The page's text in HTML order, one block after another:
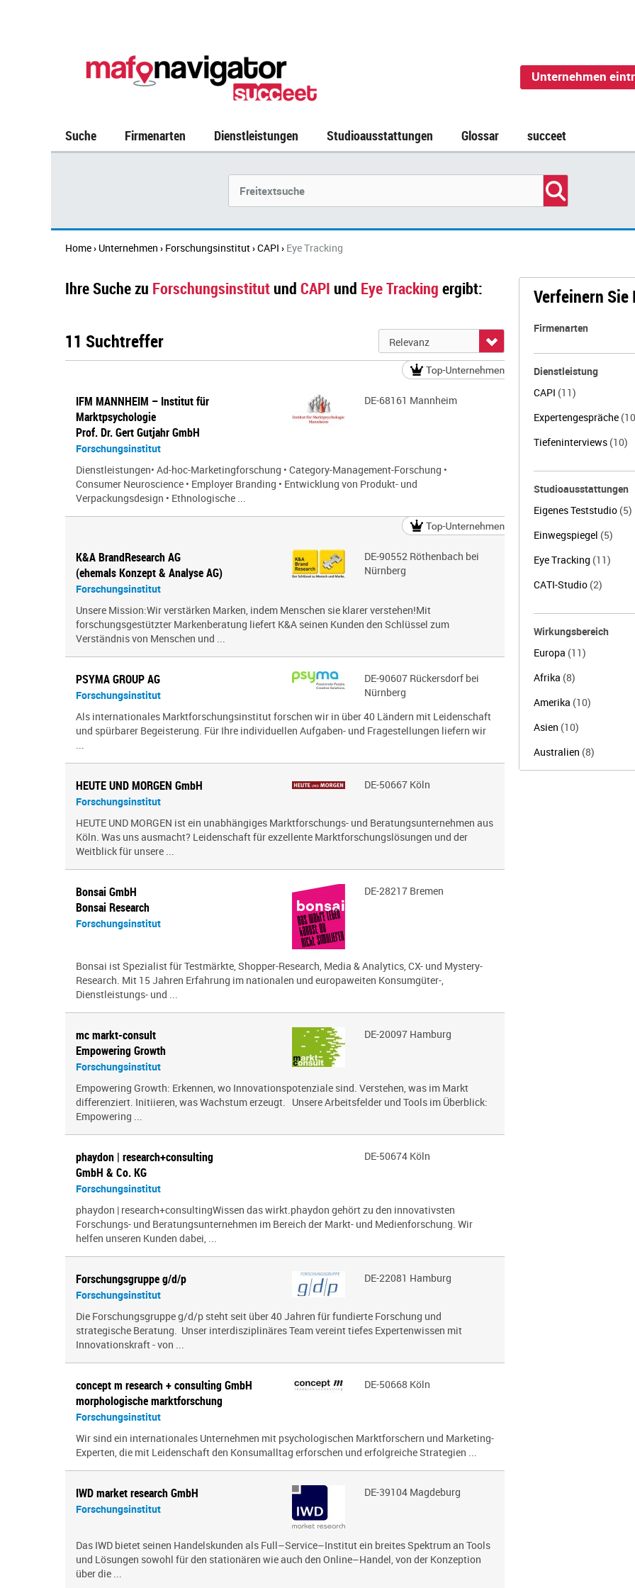
Unternehmen
Suche Firmenarten Dienstleistungen Studioausstattungen Glossar succeet
Home› Unternehmen › Forschungsinstitut›CAPI › Eye Tracking
Ihre Suche zu Forschungsinstitutund CAPI und Eye Tracking ergibt:
11 Suchtreffer
IFM MANNHEIM – Institut für
Marktpsychologie
Prof. Dr. Gert Gutjahr GmbH
Forschungsinstitut
DE-68161 Mannheim
Dienstleistungen• Ad-hoc-Marketingforschung • Category-Management-Forschung •
Consumer Neuroscience • Employer Branding • Entwicklung von Produkt- und
Verpackungsdesign • Ethnologische ...
K&A BrandResearch AG
(ehemals Konzept & Analyse AG)
Forschungsinstitut
DE-90552 Röthenbach bei
Nürnberg
Unsere Mission:Wir verstärken Marken, indem Menschen sie klarer verstehen!Mit
forschungsgestützter Markenberatung liefert K&A seinen Kunden den Schlüssel zum
Verständnis von Menschen und ...
PSYMA GROUP AG
Forschungsinstitut
DE-90607 Rückersdorf bei
Nürnberg
Als internationales Marktforschungsinstitut forschen wir in über 40 Ländern mit Leidenschaft
und spürbarer Begeisterung. Für Ihre individuellen Aufgaben- und Fragestellungen liefern wir
...
HEUTE UND MORGEN GmbH
Forschungsinstitut
DE-50667 Köln
HEUTE UND MORGEN ist ein unabhängiges Marktforschungs- und Beratungsunternehmen aus
Köln. Was uns ausmacht? Leidenschaft für exzellente Marktforschungslösungen und der
Weitblick für unsere ...
Bonsai GmbH
Bonsai Research
Forschungsinstitut
DE-28217 Bremen
Bonsai ist Spezialist für Testmärkte, Shopper-Research, Media & Analytics, CX- und Mystery-
Research. Mit 15 Jahren Erfahrung im nationalen und europaweiten Konsumgüter-,
Dienstleistungs- und ...
mc markt-consult
Empowering Growth
Forschungsinstitut
DE-20097 Hamburg
Empowering Growth: Erkennen, wo Innovationspotenziale sind. Verstehen, was im Markt
differenziert. Initiieren, was Wachstum erzeugt. Unsere Arbeitsfelder und Tools im Überblick:
Empowering ...
phaydon | research+consulting
GmbH & Co. KG
Forschungsinstitut
DE-50674 Köln
phaydon | research+consultingWissen das wirkt.phaydon gehört zu den innovativsten
Forschungs- und Beratungsunternehmen im Bereich der Markt- und Medien­for­schung. Wir
helfen unseren Kunden dabei, ...
Forschungsgruppe g/d/p
Forschungsinstitut
DE-22081 Hamburg
Die Forschungsgruppe g/d/p steht seit über 40 Jahren für fundierte Forschung und
strategische Beratung. Unser interdisziplinäres Team vereint tiefes Expertenwissen mit
Innovationskraft - von ...
concept m research + consulting GmbH
morphologische marktforschung
Forschungsinstitut
DE-50668 Köln
Wir sind ein inter­na­tio­nales Unternehmen mit psy­cho­lo­gi­schen Marktforschern und Marketing-
Experten, die mit Leidenschaft den Konsumalltag erfor­schen und erfolg­reiche Strategien ...
IWD market research GmbH
Forschungsinstitut
DE-39104 Magdeburg
Das IWD bietet seinen Handelskunden als Full–Service–Institut ein breites Spektrum an Tools
und Lösungen sowohl für den stationären wie auch den Online–Handel, von der Konzeption
über die ...
Verfeinern Sie
Firmenarten
Dienstleistung
CAPI (11)
Expertengespräche
Tiefeninterviews (10)
Studioausstattungen
Eigenes Teststudio (5)
Einwegspiegel (5)
Eye Tracking (11)
CATI-Studio (2)
Wirkungsbereich
Europa (11)
Afrika (8)
Amerika (10)
Asien (10)
Australien (8)